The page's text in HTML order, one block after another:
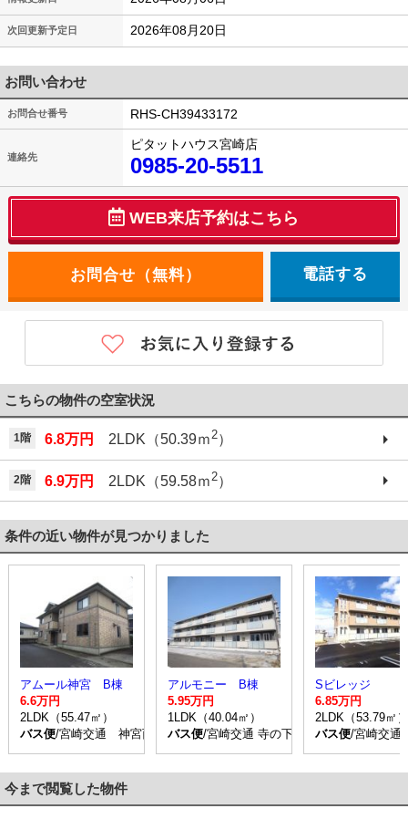
次回更新予定日 2026年08月20日
お問い合わせ
お問合せ番号 RHS-CH39433172
連絡先
ピタットハウス宮崎店
0985-20-5511
WEB来店予約はこちら
電話する
こちらの物件の空室状況
1階 6.8万円 2LDK（50.39ｍ2）
2階 6.9万円 2LDK（59.58ｍ 2）
条件の近い物件が見つかりました
アムール神宮 B棟
6.6万円
2LDK（55.47㎡）
バス便/宮崎交通 神宮西町 停歩4分
アルモニー B棟
5.95万円
1LDK（40.04㎡）
バス便/宮崎交通 寺の下 停歩7分
Sビレッジ
6.85万円
2LDK（53.79㎡）
バス便/宮崎交
今まで閲覧した物件